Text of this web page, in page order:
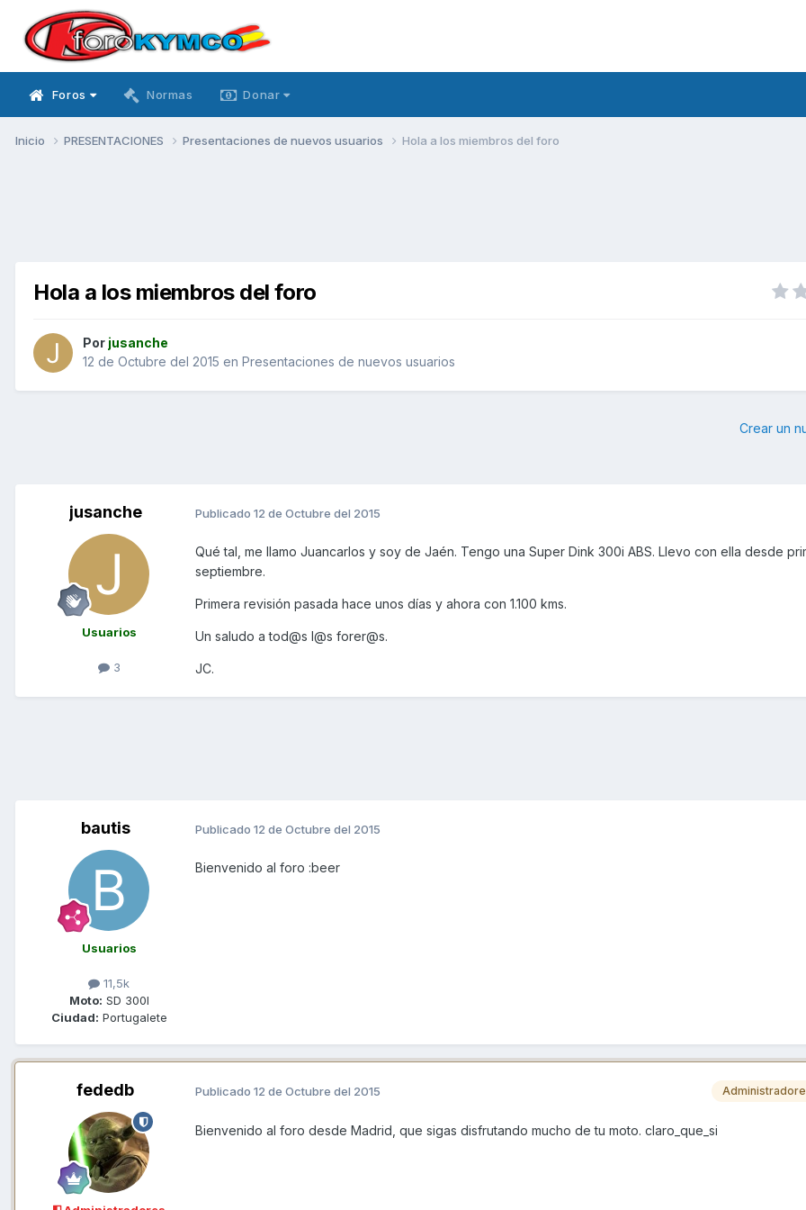
Foros Normas Donar
Inicio PRESENTACIONES Presentaciones de nuevos usuarios Hola a los miembros del foro
Hola a los miembros del foro
Por jusanche
12 de Octubre del 2015 en Presentaciones de nuevos usuarios
Crear un
jusanche
Usuarios
3
Publicado 12 de Octubre del 2015
Qué tal, me llamo Juancarlos y soy de Jaén. Tengo una Super Dink 300i ABS. Llevo con ella desde
septiembre.
Primera revisión pasada hace unos días y ahora con 1.100 kms.
Un saludo a tod@s l@s forer@s.
JC.
bautis
Usuarios
11,5k
Moto: SD 300I
Ciudad: Portugalete
Publicado 12 de Octubre del 2015
Bienvenido al foro :beer
fededb Publicado 12 de Octubre del 2015
Bienvenido al foro desde Madrid, que sigas disfrutando mucho de tu moto. claro_que_si